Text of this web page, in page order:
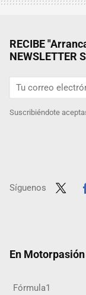
RECIBE
NEWSLETTER
Suscribiéndote
Síguenos
En
Fórmula1